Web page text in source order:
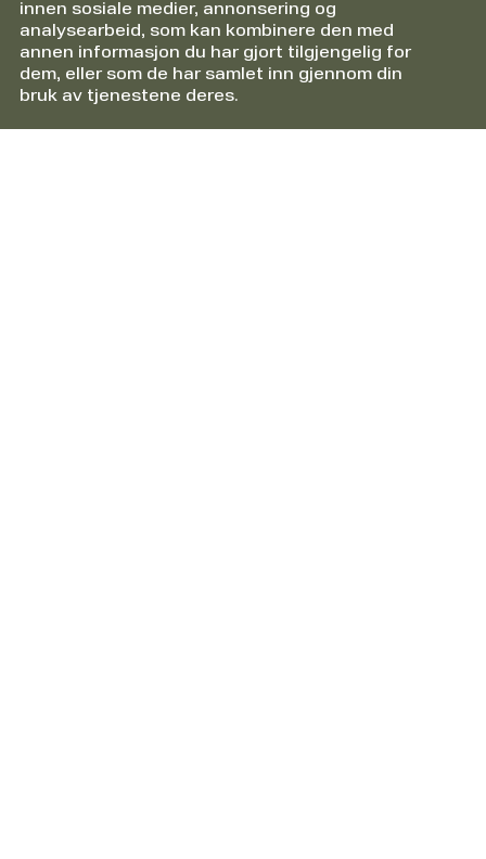
innen sosiale medier, annonsering og
analysearbeid, som kan kombinere den med
annen informasjon du har gjort tilgjengelig for
dem, eller som de har samlet inn gjennom din
bruk av tjenestene deres.